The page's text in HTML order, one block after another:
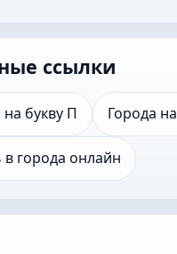
ссылки
на букву П Города
в города онлайн